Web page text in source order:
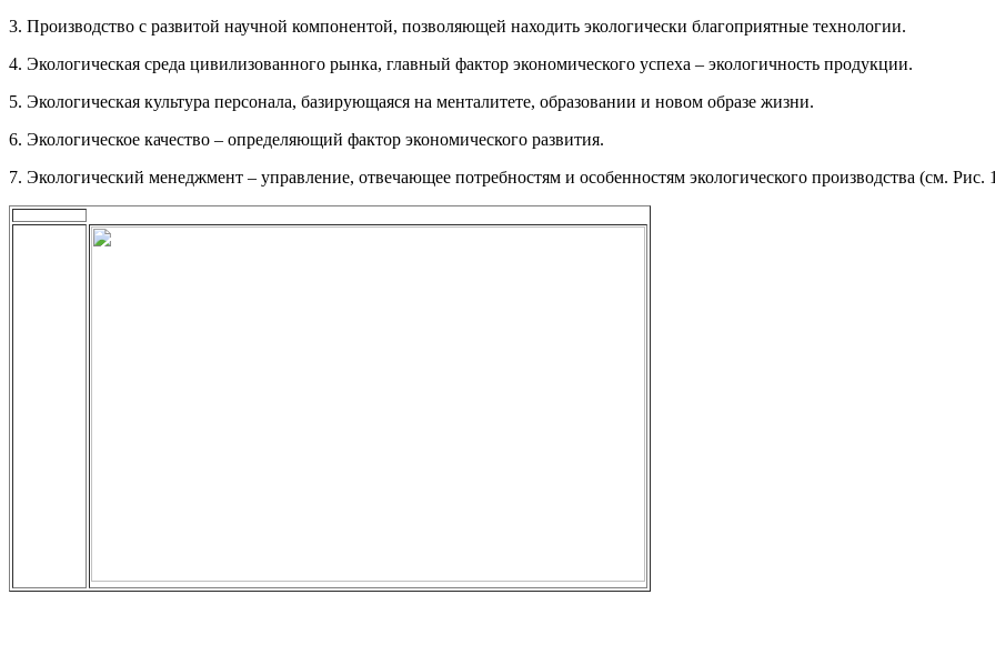
3. Производство с развитой научной компонентой, позволяющей находить экологически благоприятные технологии.
4. Экологическая среда цивилизованного рынка, главный фактор экономического успеха – экологичность продукции.
5. Экологическая культура персонала, базирующаяся на менталитете, образовании и новом образе жизни.
6. Экологическое качество – определяющий фактор экономического развития.
7. Экологический менеджмент – управление, отвечающее потребностям и особенностям экологического производства (см. Рис.